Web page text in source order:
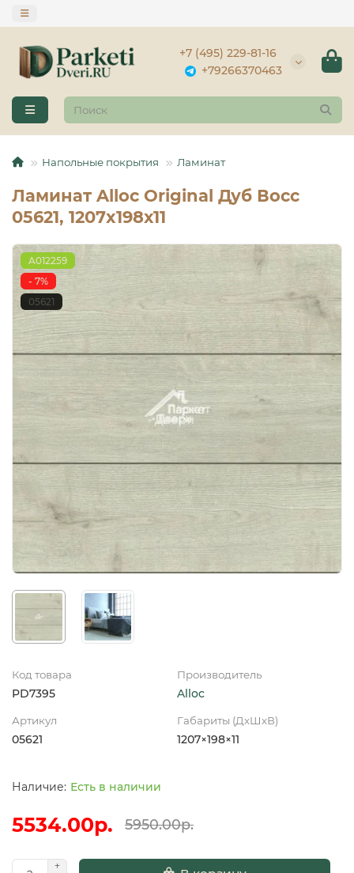
+7 (495) 229-81-16
+79266370463
Напольные покрытия Ламинат
Ламинат Alloc Original Дуб Восс
05621, 1207x198х11
A012259
- 7%
05621
Код товара
PD7395
Производитель
Alloc
Артикул
05621
Габариты (ДхШхВ)
1207×198×11
Есть в наличии
5534.00р. 5950.00р.